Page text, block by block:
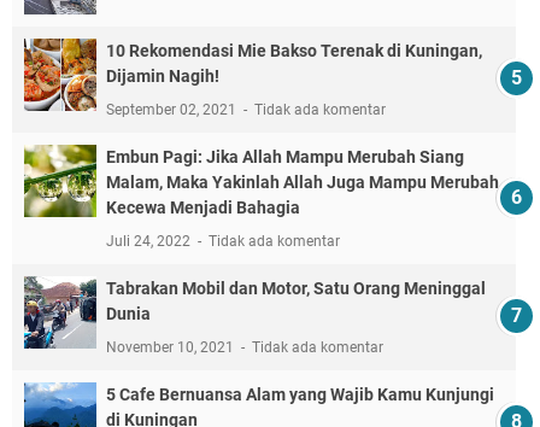
10 Rekomendasi Mie Bakso Terenak di Kuningan,
Dijamin Nagih!
September 02, 2021 Tidak ada komentar
Embun Pagi: Jika Allah Mampu Merubah Siang
Malam, Maka Yakinlah Allah Juga Mampu Merubah
Kecewa Menjadi Bahagia
Juli 24, 2022 Tidak ada komentar
Tabrakan Mobil dan Motor, Satu Orang Meninggal
Dunia
November 10, 2021 Tidak ada komentar
5 Cafe Bernuansa Alam yang Wajib Kamu Kunjungi
di Kuningan